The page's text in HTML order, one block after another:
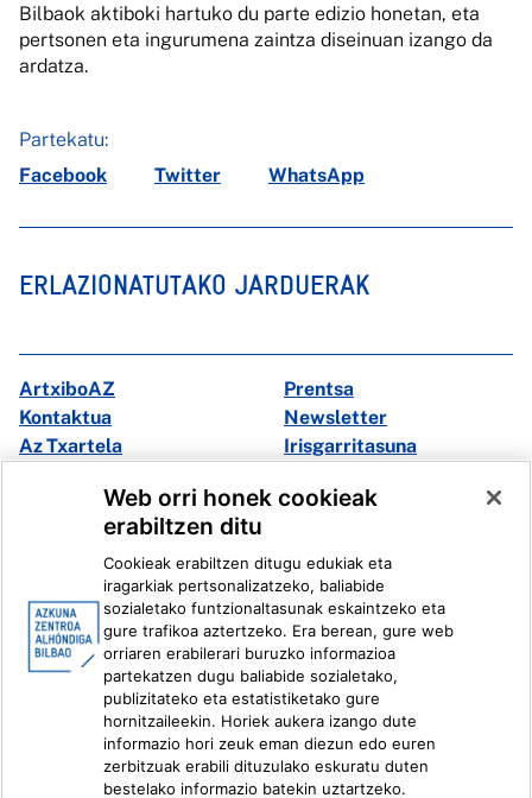
Bilbaok aktiboki hartuko du parte edizio honetan, eta
pertsonen eta ingurumena zaintza diseinuan izango da
ardatza.
Partekatu:
Facebook
Twitter WhatsApp
ERLAZIONATUTAKO JARDUERAK
ArtxiboAZ
Prentsa
Kontaktua
Newsletter
Az Txartela
Irisgarritasuna
Instagram
Youtube
Linkedin
Ivoox
Lege informazioa Barneko Informazio Sistema
Web orri honek cookieak
erabiltzen ditu
Cookieak erabiltzen ditugu edukiak eta
iragarkiak pertsonalizatzeko, baliabide
sozialetako funtzionaltasunak eskaintzeko eta
gure trafikoa aztertzeko. Era berean, gure web
orriaren erabilerari buruzko informazioa
partekatzen dugu baliabide sozialetako,
publizitateko eta estatistiketako gure
hornitzaileekin. Horiek aukera izango dute
informazio hori zeuk eman diezun edo euren
zerbitzuak erabili dituzulako eskuratu duten
bestelako informazio batekin uztartzeko.